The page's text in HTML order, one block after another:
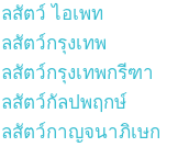
สัตว์ ไอเพท
สัตว์กรุงเทพ
สัตว์กรุงเทพกรีฑา
สัตว์กัลปพฤกษ์
สัตว์กาญจนาภิเษก